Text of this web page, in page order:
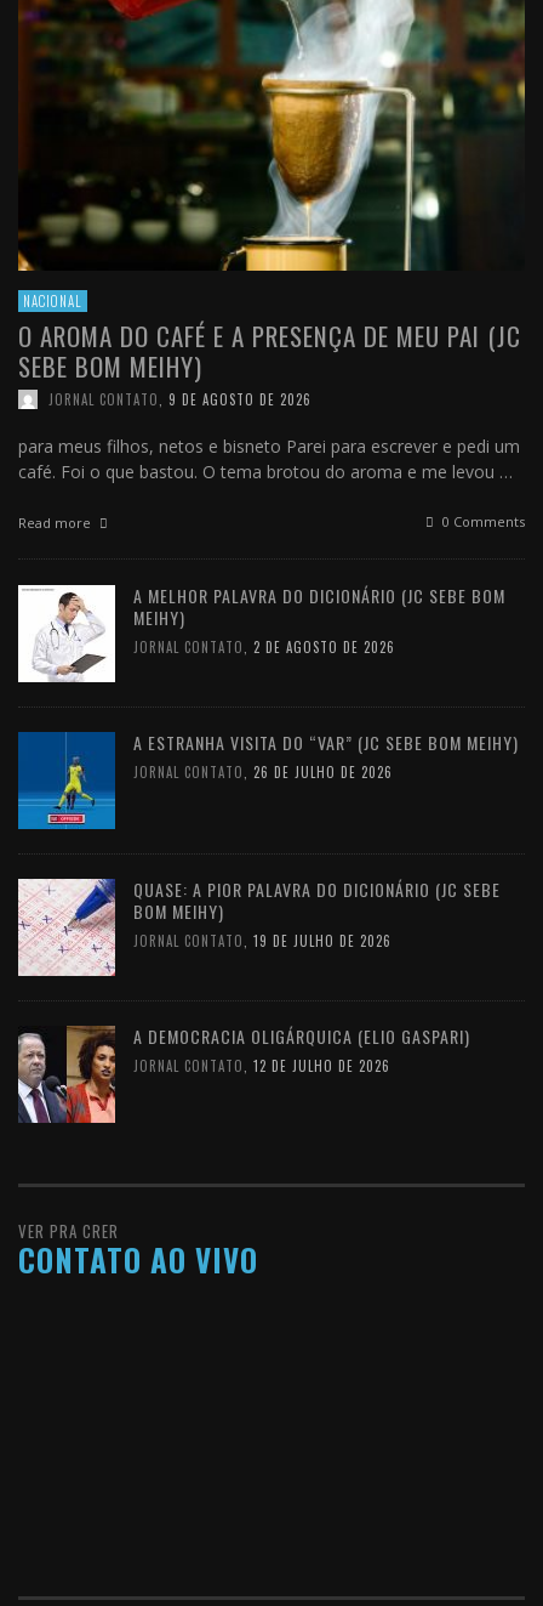
NACIONAL
O AROMA DO CAFÉ E A PRESENÇA DE MEU PAI (JC
SEBE BOM MEIHY)
JORNAL CONTATO 9 DE AGOSTO DE 2026
para meus filhos, netos e bisneto Parei para escrever e pedi um
café. Foi o que bastou. O tema brotou do aroma e me levou …
Read more 0 Comments
A MELHOR PALAVRA DO DICIONÁRIO (JC SEBE BOM
MEIHY)
JORNAL CONTATO 2 DE AGOSTO DE 2026
A ESTRANHA VISITA DO “VAR” (JC SEBE BOM MEIHY)
JORNAL CONTATO 26 DE JULHO DE 2026
QUASE: A PIOR PALAVRA DO DICIONÁRIO (JC SEBE
BOM MEIHY)
JORNAL CONTATO 19 DE JULHO DE 2026
A DEMOCRACIA OLIGÁRQUICA (ELIO GASPARI)
JORNAL CONTATO 12 DE JULHO DE 2026
VER PRA CRER
CONTATO AO VIVO